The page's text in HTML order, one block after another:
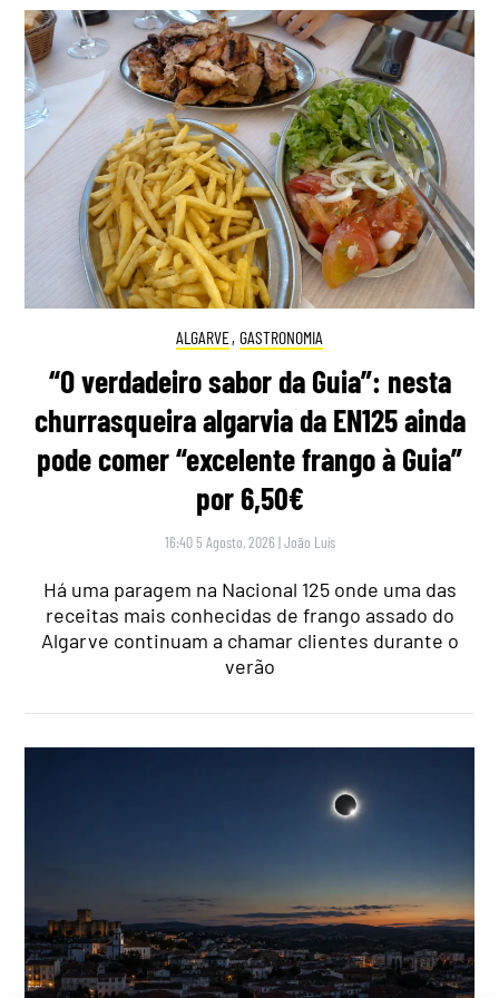
ALGARVE, GASTRONOMIA
“O verdadeiro sabor da Guia”: nesta
churrasqueira algarvia da EN125 ainda
pode comer “excelente frango à Guia”
por 6,50€
16:40 5 Agosto, 2026 |João Luís
Há uma paragem na Nacional 125 onde uma das
receitas mais conhecidas de frango assado do
Algarve continuam a chamar clientes durante o
verão